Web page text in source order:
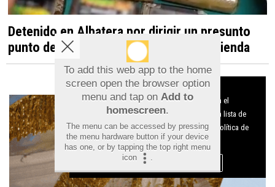
Detenido en Albatera por dirigir un presunto
punto de venta de droga desde una vivienda
To add this web app to the home
screen open the browser option
menu and tap on Add to
homescreen.
The menu can be accessed by pressing
the menu hardware button if your device
has one, or by tapping the top right menu
icon
.
Aviso sobre el Uso de cookies:
Utilizamos cookies nuestras y de terceros para el
funcionamiento del digital. Puedes consultar la lista de
cookies y como desconectarlas. Ver nuestra Política de
Privacidad y Cookies
Aceptar Cookies